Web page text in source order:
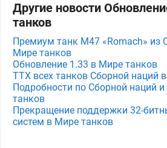
Другие новости
танков
Премиум танк M47 «Romach» из
Мире танков
Обновление 1.33 в Мире танков
ТТХ всех танков Сборной наций
Подробности по Сборной наций
танков
Прекращение поддержки 32-
систем в Мире танков